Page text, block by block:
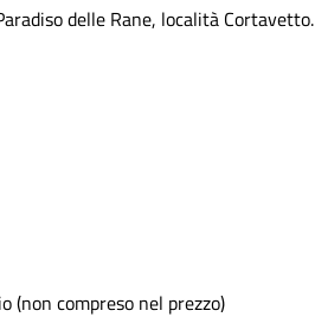
delle Rane, località Cortavetto.
(non compreso nel prezzo)